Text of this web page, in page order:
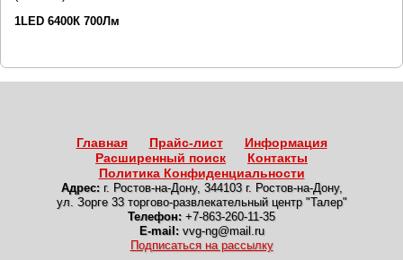
1LED 6400К 700Лм
Главная Прайс-лист
Информация
Расширенный поиск
Контакты
Политика Конфиденциальности
Адрес: г. Ростов-на-Дону, 344103 г. Ростов-на-Дону,
ул. Зорге 33 торгово-развлекательный центр "Талер"
Телефон: +7-863-260-11-35
E-mail: vvg-ng@mail.ru
Подписаться на рассылку